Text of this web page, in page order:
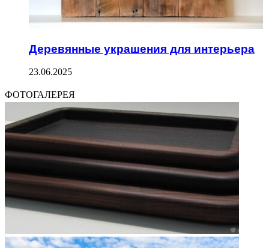
Деревянные украшения для интерьера
23.06.2025
ФОТОГАЛЕРЕЯ